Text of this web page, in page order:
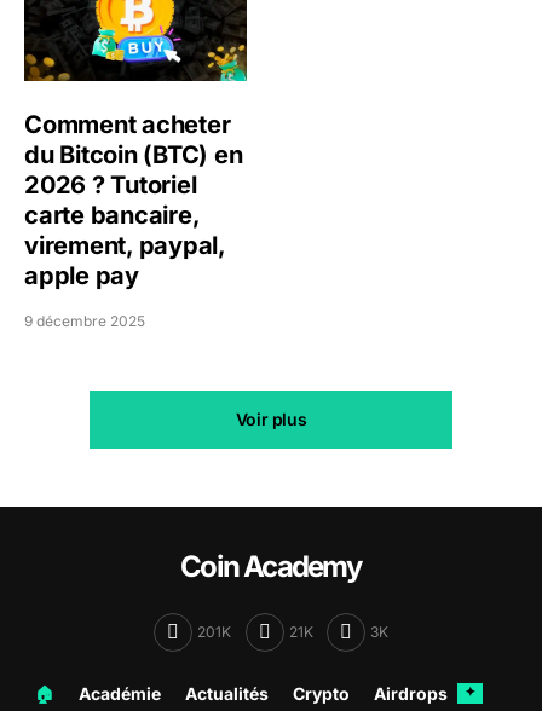
Comment acheter
du Bitcoin (BTC) en
2026 ? Tutoriel
carte bancaire,
virement, paypal,
apple pay
9 décembre 2025
Voir plus
Coin Academy
201K 21K 3K
🏠︎ Académie Actualités Crypto Airdrops ✦